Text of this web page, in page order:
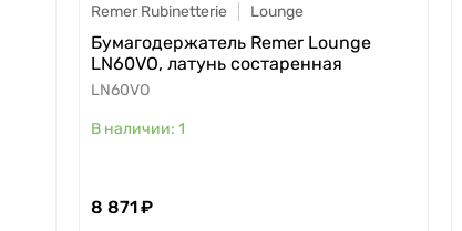
Remer Rubinetterie Lounge
Бумагодержатель Remer Lounge
LN60VO, латунь состаренная
LN60VO
1
8 871